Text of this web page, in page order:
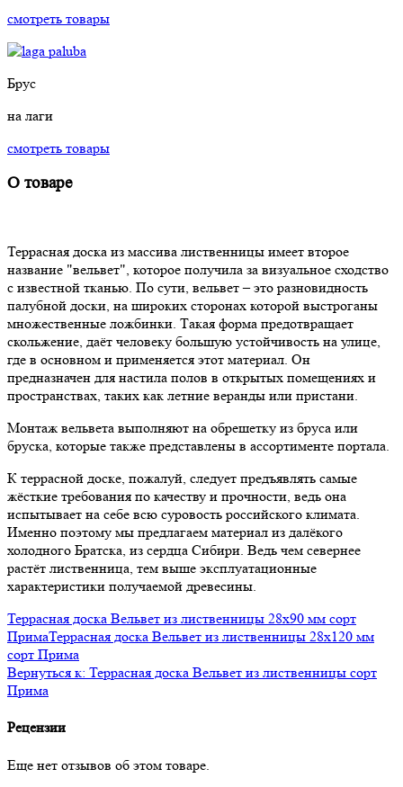
смотреть товары
Брус
на лаги
смотреть товары
О товаре
Террасная доска из массива лиственницы имеет второе
название "вельвет", которое получила за визуальное сходство
с известной тканью. По сути, вельвет – это разновидность
палубной доски, на широких сторонах которой выстроганы
множественные ложбинки. Такая форма предотвращает
скольжение, даёт человеку большую устойчивость на улице,
где в основном и применяется этот материал. Он
предназначен для настила полов в открытых помещениях и
пространствах, таких как летние веранды или пристани.
Монтаж вельвета выполняют на обрешетку из бруса или
бруска, которые также представлены в ассортименте портала.
К террасной доске, пожалуй, следует предъявлять самые
жёсткие требования по качеству и прочности, ведь она
испытывает на себе всю суровость российского климата.
Именно поэтому мы предлагаем материал из далёкого
холодного Братска, из сердца Сибири. Ведь чем севернее
растёт лиственница, тем выше эксплуатационные
характеристики получаемой древесины.
Террасная доска Вельвет из лиственницы 28x90 мм сорт
ПримаТеррасная доска Вельвет из лиственницы 28x120 мм
сорт Прима
Вернуться к: Террасная доска Вельвет из лиственницы сорт
Прима
Рецензии
Еще нет отзывов об этом товаре.